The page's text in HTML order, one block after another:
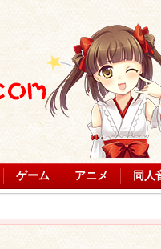
ゲーム アニメ 同人